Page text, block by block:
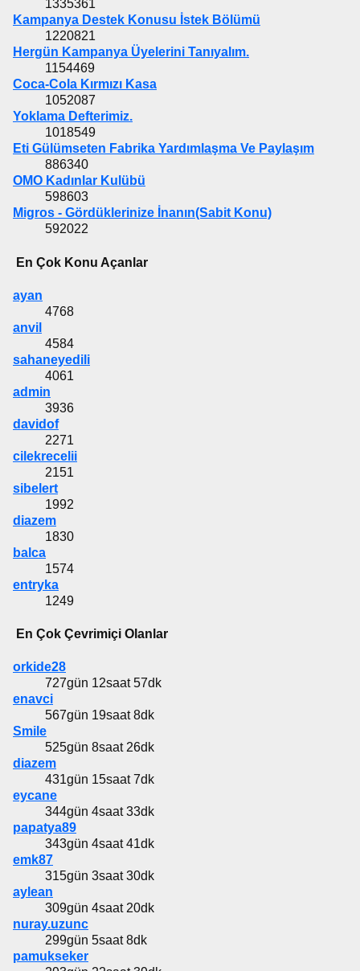
1335361
Kampanya Destek Konusu İstek Bölümü
1220821
Hergün Kampanya Üyelerini Tanıyalım.
1154469
Coca-Cola Kırmızı Kasa
1052087
Yoklama Defterimiz.
1018549
Eti Gülümseten Fabrika Yardımlaşma Ve Paylaşım
886340
OMO Kadınlar Kulübü
598603
Migros - Gördüklerinize İnanın(Sabit Konu)
592022
En Çok Konu Açanlar
ayan
4768
anvil
4584
sahaneyedili
4061
admin
3936
davidof
2271
cilekrecelii
2151
sibelert
1992
diazem
1830
balca
1574
entryka
1249
En Çok Çevrimiçi Olanlar
orkide28
727gün 12saat 57dk
enavci
567gün 19saat 8dk
Smile
525gün 8saat 26dk
diazem
431gün 15saat 7dk
eycane
344gün 4saat 33dk
papatya89
343gün 4saat 41dk
emk87
315gün 3saat 30dk
aylean
309gün 4saat 20dk
nuray.uzunc
299gün 5saat 8dk
pamukseker